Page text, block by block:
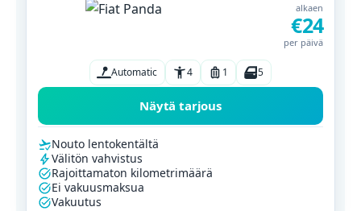
alkaen
€24
per päivä
Automatic 4 1 5
Näytä tarjous
Nouto lentokentältä
Välitön vahvistus
Rajoittamaton kilometrimäärä
Ei vakuusmaksua
Vakuutus